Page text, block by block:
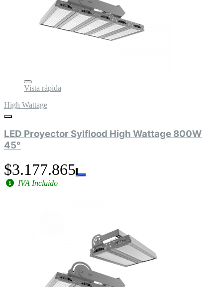
Vista rápida
High Wattage
LED Proyector Sylflood High Wattage 800W
45°
$3.177.865
IVA Incluido